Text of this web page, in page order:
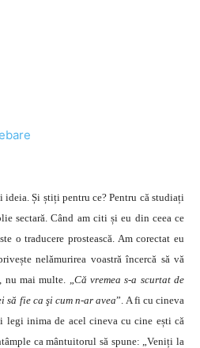
ideia. Și știți pentru ce? Pentru că studiați
sectară. Când am citi și eu din ceea ce
o traducere prostească. Am corectat eu
nelămurirea voastră încercă să vă
nu mai multe. „Că vremea s-a scurtat de
să fie ca şi cum n-ar avea”. A fi cu cineva
inima de acel cineva cu cine ești că
ca mântuitorul să spune: „Veniți la